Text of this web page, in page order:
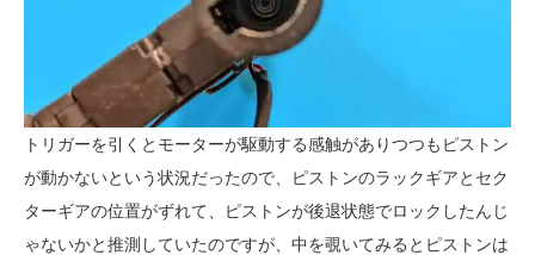
トリガーを引くとモーターが駆動する感触がありつつもピストン
が動かないという状況だったので、ピストンのラックギアとセク
ターギアの位置がずれて、ピストンが後退状態でロックしたんじ
ゃないかと推測していたのですが、中を覗いてみるとピストンは